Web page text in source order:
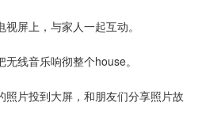
屏上，与家人一起互动。
线音乐响彻整个house。
片投到大屏，和朋友们分享照片故